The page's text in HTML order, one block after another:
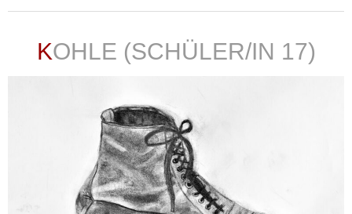
KOHLE (SCHÜLER/IN 17)